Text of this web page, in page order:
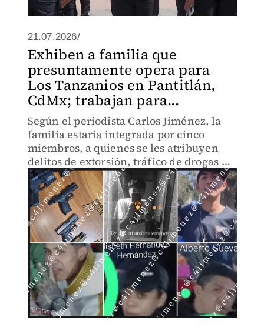
21.07.2026/
Exhiben a familia que
presuntamente opera para
Los Tanzanios en Pantitlán,
CdMx; trabajan para...
Según el periodista Carlos Jiménez, la
familia estaría integrada por cinco
miembros, a quienes se les atribuyen
delitos de extorsión, tráfico de drogas y
portación de armas de fuego.